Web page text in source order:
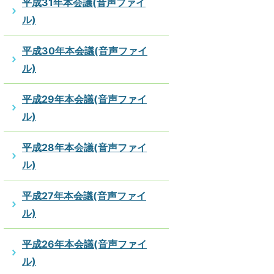
平成31年本会議(音声ファイ
ル)
平成30年本会議(音声ファイ
ル)
平成29年本会議(音声ファイ
ル)
平成28年本会議(音声ファイ
ル)
平成27年本会議(音声ファイ
ル)
平成26年本会議(音声ファイ
ル)